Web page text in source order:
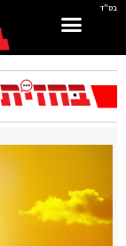
בס"ד